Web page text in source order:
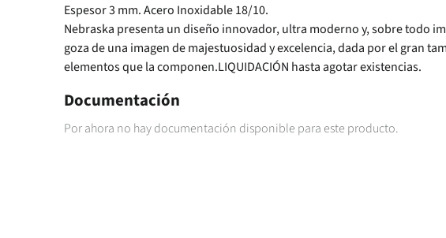
Espesor 3 mm. Acero Inoxidable 18/10.
Nebraska presenta un diseño innovador, ultra moderno y, sobre todo
goza de una imagen de majestuosidad y excelencia, dada por el gran
elementos que la componen.LIQUIDACIÓN hasta agotar existencias.
Documentación
Por ahora no hay documentación disponible para este producto.